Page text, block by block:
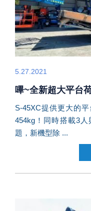
5.27.2021
嗶~全新超大平台
S-45XC提供更大的
454kg！同時搭載3
題，新機型除 ...